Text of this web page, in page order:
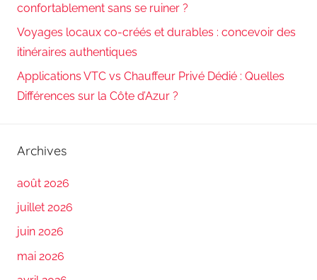
confortablement sans se ruiner ?
Voyages locaux co-créés et durables : concevoir des
itinéraires authentiques
Applications VTC vs Chauffeur Privé Dédié : Quelles
Différences sur la Côte d’Azur ?
Archives
août 2026
juillet 2026
juin 2026
mai 2026